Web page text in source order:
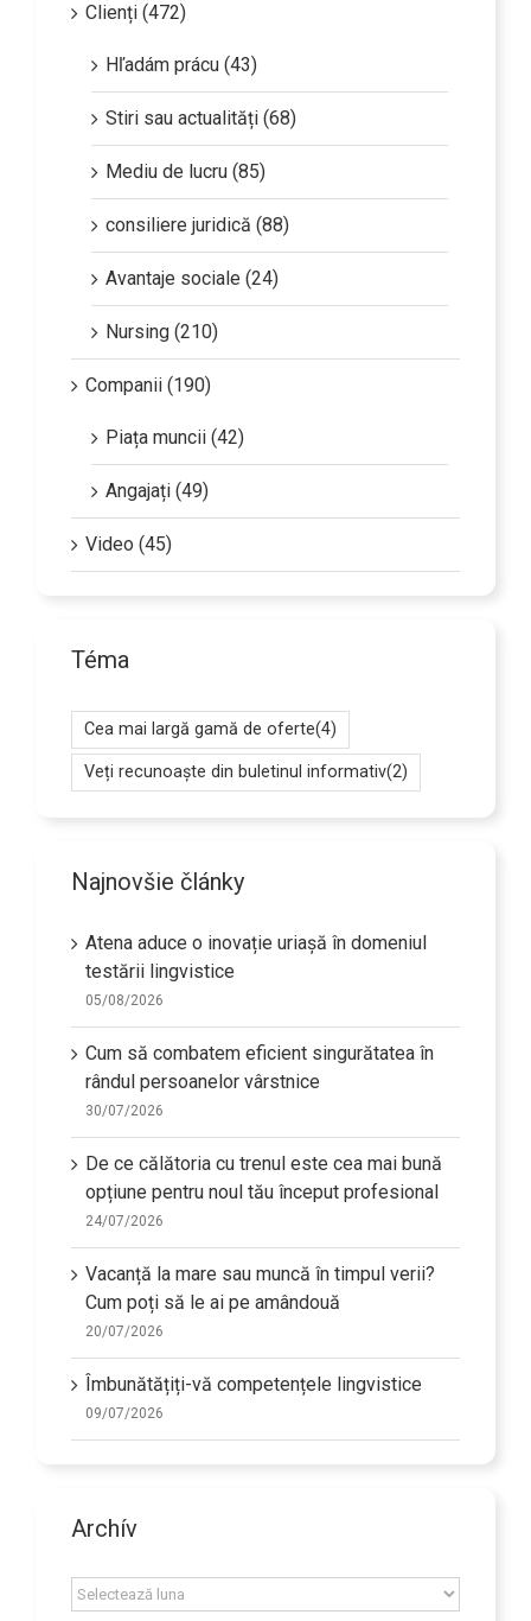
Clienți (472)
Hľadám prácu (43)
Stiri sau actualități (68)
Mediu de lucru (85)
consiliere juridică (88)
Avantaje sociale (24)
Nursing (210)
Companii (190)
Piața muncii (42)
Angajați (49)
Video (45)
Téma
Cea mai largă gamă de oferte(4)
Veți recunoaște din buletinul informativ(2)
Najnovšie články
Atena aduce o inovație uriașă în domeniul
testării lingvistice
05/08/2026
Cum să combatem eficient singurătatea în
rândul persoanelor vârstnice
30/07/2026
De ce călătoria cu trenul este cea mai bună
opțiune pentru noul tău început profesional
24/07/2026
Vacanță la mare sau muncă în timpul verii?
Cum poți să le ai pe amândouă
20/07/2026
Îmbunătățiți-vă competențele lingvistice
09/07/2026
Archív
Archív